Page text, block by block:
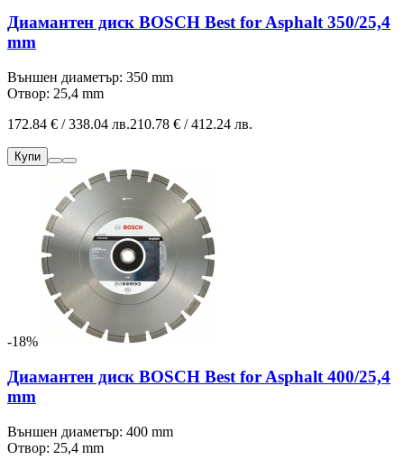
Диамантен диск BOSCH Best for Asphalt 350/25,4
mm
Външен диаметър: 350 mm
Отвор: 25,4 mm
172.84 € / 338.04 лв.210.78 € / 412.24 лв.
Купи
-18%
Диамантен диск BOSCH Best for Asphalt 400/25,4
mm
Външен диаметър: 400 mm
Отвор: 25,4 mm